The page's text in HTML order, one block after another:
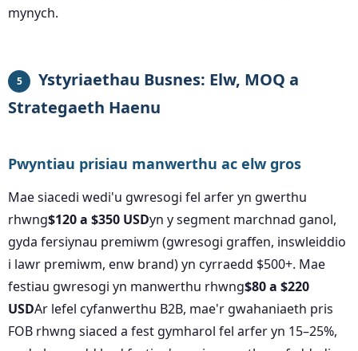
mynych.
5
Ystyriaethau Busnes: Elw, MOQ a
Strategaeth Haenu
Pwyntiau prisiau manwerthu ac elw gros
Mae siacedi wedi'u gwresogi fel arfer yn gwerthu
rhwng$120 a $350 USDyn y segment marchnad ganol,
gyda fersiynau premiwm (gwresogi graffen, inswleiddio
i lawr premiwm, enw brand) yn cyrraedd $500+. Mae
festiau gwresogi yn manwerthu rhwng$80 a $220
USDAr lefel cyfanwerthu B2B, mae'r gwahaniaeth pris
FOB rhwng siaced a fest gymharol fel arfer yn 15–25%,